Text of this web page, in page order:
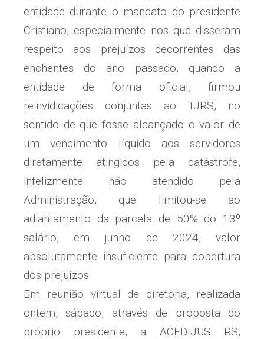
entidade durante o mandato do presidente
Cristiano, especialmente nos que disseram
respeito aos prejuízos decorrentes das
enchentes do ano passado, quando a
entidade de forma oficial, firmou
reinvidicações conjuntas ao TJRS, no
sentido de que fosse alcançado o valor de
um vencimento líquido aos servidores
diretamente atingidos pela catástrofe,
infelizmente não atendido pela
Administração, que limitou-se ao
adiantamento da parcela de 50% do 13º
salário, em junho de 2024, valor
absolutamente insuficiente para cobertura
dos prejuízos.
Em reunião virtual de diretoria, realizada
ontem, sábado, através de proposta do
próprio presidente, a ACEDIJUS RS,